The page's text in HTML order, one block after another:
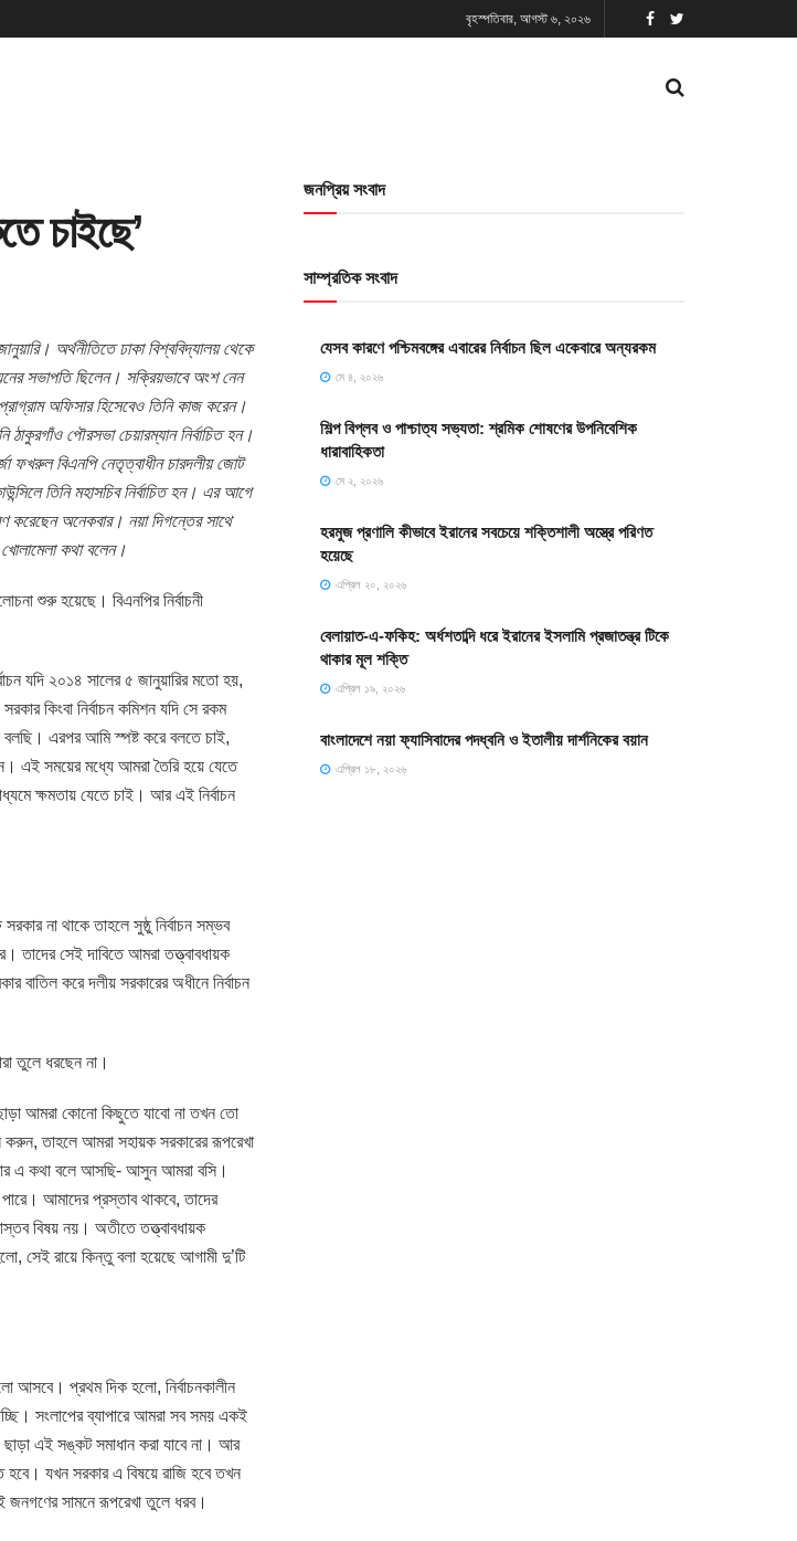
বৃহস্পতিবার, আগস্ট ৬, ২০২৬
চাইছে’
অর্থনীতিতে ঢাকা বিশ্ববিদ্যালয় থেকে
সভাপতি ছিলেন। সক্রিয়ভাবে অংশ নেন
অফিসার হিসেবেও তিনি কাজ করেন।
ঠাকুরগাঁও পৌরসভা চেয়ারম্যান নির্বাচিত হন।
ফখরুল বিএনপি নেতৃত্বাধীন চারদলীয় জোট
তিনি মহাসচিব নির্বাচিত হন। এর আগে
করেছেন অনেকবার। নয়া দিগন্তের সাথে
খোলামেলা কথা বলেন।
শুরু হয়েছে। বিএনপির নির্বাচনী
যদি ২০১৪ সালের ৫ জানুয়ারির মতো হয়,
কিংবা নির্বাচন কমিশন যদি সে রকম
এরপর আমি স্পষ্ট করে বলতে চাই,
এই সময়ের মধ্যে আমরা তৈরি হয়ে যেতে
ক্ষমতায় যেতে চাই। আর এই নির্বাচন
না থাকে তাহলে সুষ্ঠু নির্বাচন সম্ভব
তাদের সেই দাবিতে আমরা তত্ত্বাবধায়ক
বাতিল করে দলীয় সরকারের অধীনে নির্বাচন
তুলে ধরছেন না।
আমরা কোনো কিছুতে যাবো না তখন তো
তাহলে আমরা সহায়ক সরকারের রূপরেখা
এ কথা বলে আসছি- আসুন আমরা বসি।
আমাদের প্রস্তাব থাকবে, তাদের
বিষয় নয়। অতীতে তত্ত্বাবধায়ক
সেই রায়ে কিন্তু বলা হয়েছে আগামী দু’টি
আসবে। প্রথম দিক হলো, নির্বাচনকালীন
সংলাপের ব্যাপারে আমরা সব সময় একই
ছাড়া এই সঙ্কট সমাধান করা যাবে না। আর
হবে। যখন সরকার এ বিষয়ে রাজি হবে তখন
সামনে রূপরেখা তুলে ধরব।
জনপ্রিয় সংবাদ
সাম্প্রতিক সংবাদ
যেসব কারণে পশ্চিমবঙ্গের এবারের নির্বাচন ছিল একেবারে অন্যরকম
মে ৪, ২০২৬
শিল্প বিপ্লব ও পাশ্চাত্য সভ্যতা: শ্রমিক শোষণের উপনিবেশিক
ধারাবাহিকতা
মে ২, ২০২৬
হরমুজ প্রণালি কীভাবে ইরানের সবচেয়ে শক্তিশালী অস্ত্রে পরিণত
হয়েছে
এপ্রিল ২০, ২০২৬
বেলায়াত-এ-ফকিহ: অর্ধশতাব্দি ধরে ইরানের ইসলামি প্রজাতন্ত্র টিকে
থাকার মূল শক্তি
এপ্রিল ১৯, ২০২৬
বাংলাদেশে নয়া ফ্যাসিবাদের পদধ্বনি ও ইতালীয় দার্শনিকের বয়ান
এপ্রিল ১৮, ২০২৬